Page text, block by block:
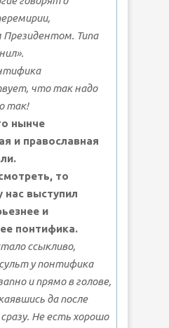
Президентом. Типа
что так надо
так!
нынче
и православная
то
нас выступил
и
понтифика.
ссыкливо,
у понтифика
и прямо в голове,
да после
Не есть хорошо